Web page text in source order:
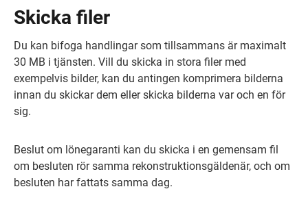
Skicka filer
Du kan bifoga handlingar som tillsammans är maximalt
30 MB i tjänsten. Vill du skicka in stora filer med
exempelvis bilder, kan du antingen komprimera bilderna
innan du skickar dem eller skicka bilderna var och en för
sig.
Beslut om lönegaranti kan du skicka i en gemensam fil
om besluten rör samma rekonstruktionsgäldenär, och om
besluten har fattats samma dag.